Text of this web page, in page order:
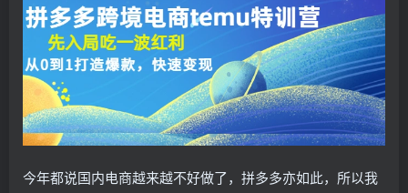
今年都说国内电商越来越不好做了，拼多多亦如此，所以我